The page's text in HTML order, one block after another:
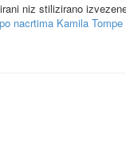
niz stilizirano
nacrtima Kamila